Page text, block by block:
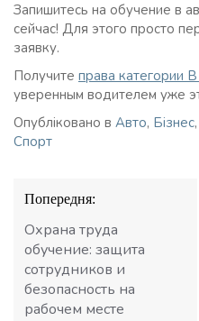
Запишитесь на обучение в
сейчас! Для этого просто
заявку.
Получите права категории
уверенным водителем уже
Опубліковано в Авто, Бізнес,
Спорт
Навігація
записів
Попередня:
Охрана труда
обучение: защита
сотрудников и
безопасность на
рабочем месте